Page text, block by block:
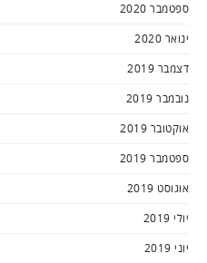
ספטמבר 2020
ינואר 2020
דצמבר 2019
נובמבר 2019
אוקטובר 2019
ספטמבר 2019
אוגוסט 2019
יולי 2019
יוני 2019